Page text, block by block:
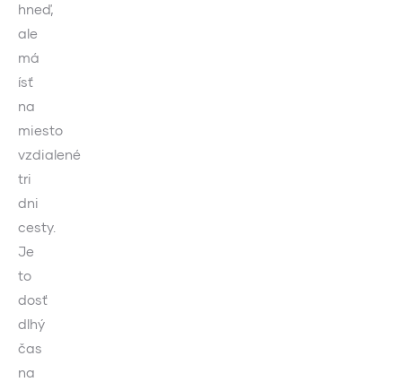
hneď,
ale
má
ísť
na
miesto
vzdialené
tri
dni
cesty.
Je
to
dosť
dlhý
čas
na